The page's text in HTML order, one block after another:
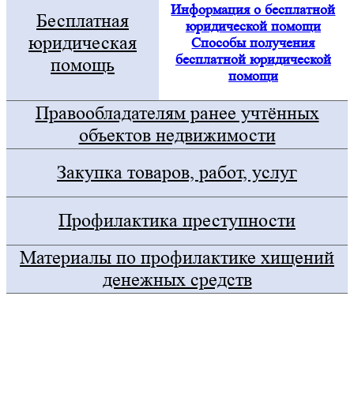
Бесплатная
юридическая
помощь
Информация о бесплатной
юридической помощи
Способы получения
бесплатной юридической
помощи
Правообладателям ранее учтённых
объектов недвижимости
Закупка товаров, работ, услуг
Профилактика преступности
Материалы по профилактике хищений
денежных средств